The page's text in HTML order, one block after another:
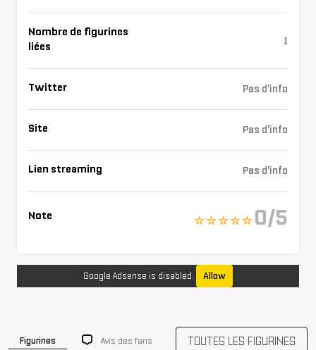
Nombre de figurines
liées
1
Twitter Pas d'info
Site Pas d'info
Lien streaming Pas d'info
Note ☆ ☆ ☆ ☆ ☆ 0/5
Google Adsense is disabled. Allow
Figurines Avis des fans TOUTES LES FIGURINES